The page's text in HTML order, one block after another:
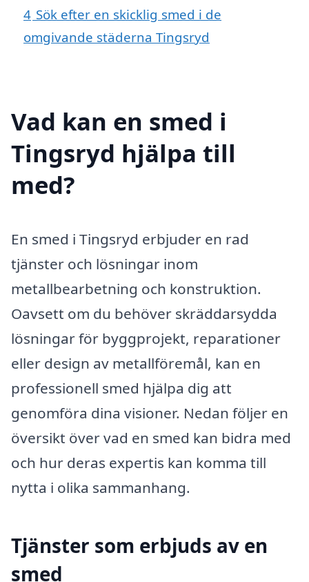
4 Sök efter en skicklig smed i de
omgivande städerna Tingsryd
Vad kan en smed i
Tingsryd hjälpa till
med?
En smed i Tingsryd erbjuder en rad
tjänster och lösningar inom
metallbearbetning och konstruktion.
Oavsett om du behöver skräddarsydda
lösningar för byggprojekt, reparationer
eller design av metallföremål, kan en
professionell smed hjälpa dig att
genomföra dina visioner. Nedan följer en
översikt över vad en smed kan bidra med
och hur deras expertis kan komma till
nytta i olika sammanhang.
Tjänster som erbjuds av en
smed